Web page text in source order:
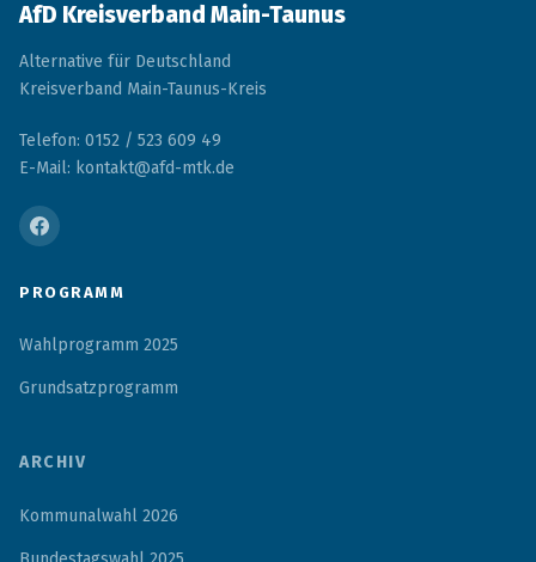
AfD Kreisverband Main-Taunus
Alternative für Deutschland
Kreisverband Main-Taunus-Kreis
Telefon: 0152 / 523 609 49
E-Mail: kontakt@afd-mtk.de
PROGRAMM
Wahlprogramm 2025
Grundsatzprogramm
ARCHIV
Kommunalwahl 2026